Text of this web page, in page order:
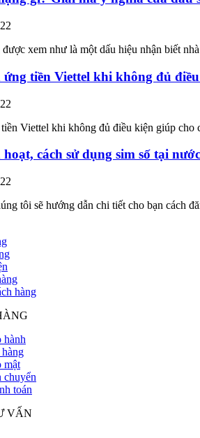
được xem như là một dấu hiệu nhận biết
ứng tiền Viettel khi không đủ
Viettel khi không đủ điều kiện giúp cho
cách sử dụng sim số tại
tôi sẽ hướng dẫn chi tiết cho bạn cách
hàng
hành
mật
chuyển
toán
VẤN